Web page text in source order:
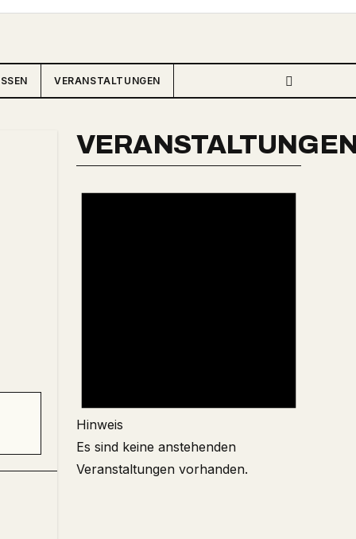
VERANSTALTUNGEN
Hinweis
Es sind keine anstehenden
Veranstaltungen vorhanden.